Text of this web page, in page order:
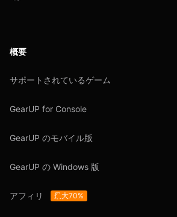
概要
サポートされているゲーム
GearUP for Console
GearUP のモバイル版
GearUP の Windows 版
アフィリ 最大70%